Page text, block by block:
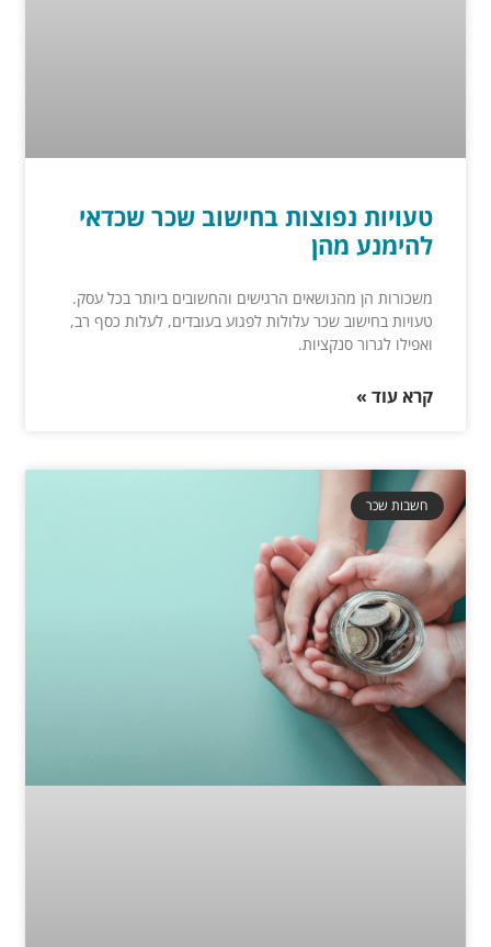
טעויות נפוצות בחישוב שכר שכדאי
להימנע מהן
משכורות הן מהנושאים הרגישים והחשובים ביותר בכל עסק.
טעויות בחישוב שכר עלולות לפגוע בעובדים, לעלות כסף רב,
ואפילו לגרור סנקציות.
קרא עוד »
חשבות שכר